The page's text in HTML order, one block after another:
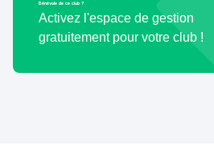
Bénévole de ce club ?
Activez l'espace de gestion
gratuitement pour votre club !